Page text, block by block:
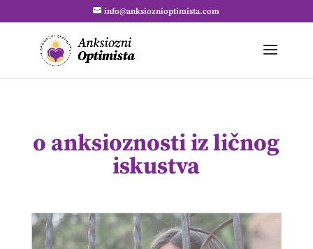
info@anksioznioptimista.com
o anksioznosti iz ličnog
iskustva